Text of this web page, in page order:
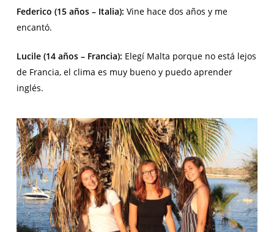
Federico (15 años – Italia): Vine hace dos años y me
encantó.
Lucile (14 años – Francia): Elegí Malta porque no está lejos
de Francia, el clima es muy bueno y puedo aprender
inglés.